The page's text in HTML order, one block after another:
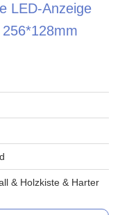
LED-Anzeige
& Holzkiste & Harter